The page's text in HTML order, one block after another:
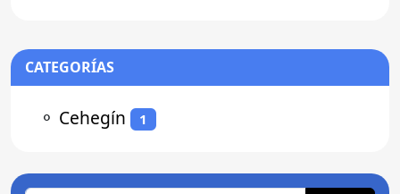
CATEGORÍAS
⚬ Cehegín 1